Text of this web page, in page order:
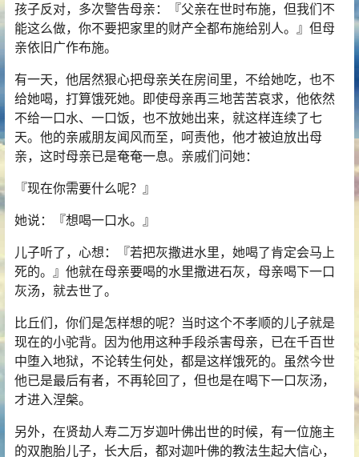
孩子反对，多次警告母亲：『父亲在世时布施，但我们不
能这么做，你不要把家里的财产全都布施给别人。』但母
亲依旧广作布施。
有一天，他居然狠心把母亲关在房间里，不给她吃，也不
给她喝，打算饿死她。即使母亲再三地苦苦哀求，他依然
不给一口水、一口饭，也不放她出来，就这样连续了七
天。他的亲戚朋友闻风而至，呵责他，他才被迫放出母
亲，这时母亲已是奄奄一息。亲戚们问她：
『现在你需要什么呢？』
她说：『想喝一口水。』
儿子听了，心想：『若把灰撒进水里，她喝了肯定会马上
死的。』他就在母亲要喝的水里撒进石灰，母亲喝下一口
灰汤，就去世了。
比丘们，你们是怎样想的呢？当时这个不孝顺的儿子就是
现在的小驼背。因为他用这种手段杀害母亲，已在千百世
中堕入地狱，不论转生何处，都是这样饿死的。虽然今世
他已是最后有者，不再轮回了，但也是在喝下一口灰汤，
才进入涅槃。
另外，在贤劫人寿二万岁迦叶佛出世的时候，有一位施主
的双胞胎儿子，长大后，都对迦叶佛的教法生起大信心，